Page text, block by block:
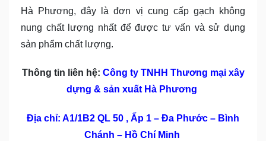
Hà Phương, đây là đơn vị cung cấp gạch không
nung chất lượng nhất để được tư vấn và sử dụng
sản phẩm chất lượng.
Thông tin liên hệ: Công ty TNHH Thương mại xây
dựng & sản xuất Hà Phương
Địa chỉ: A1/1B2 QL 50 , Ấp 1 – Đa Phước – Bình
Chánh – Hồ Chí Minh